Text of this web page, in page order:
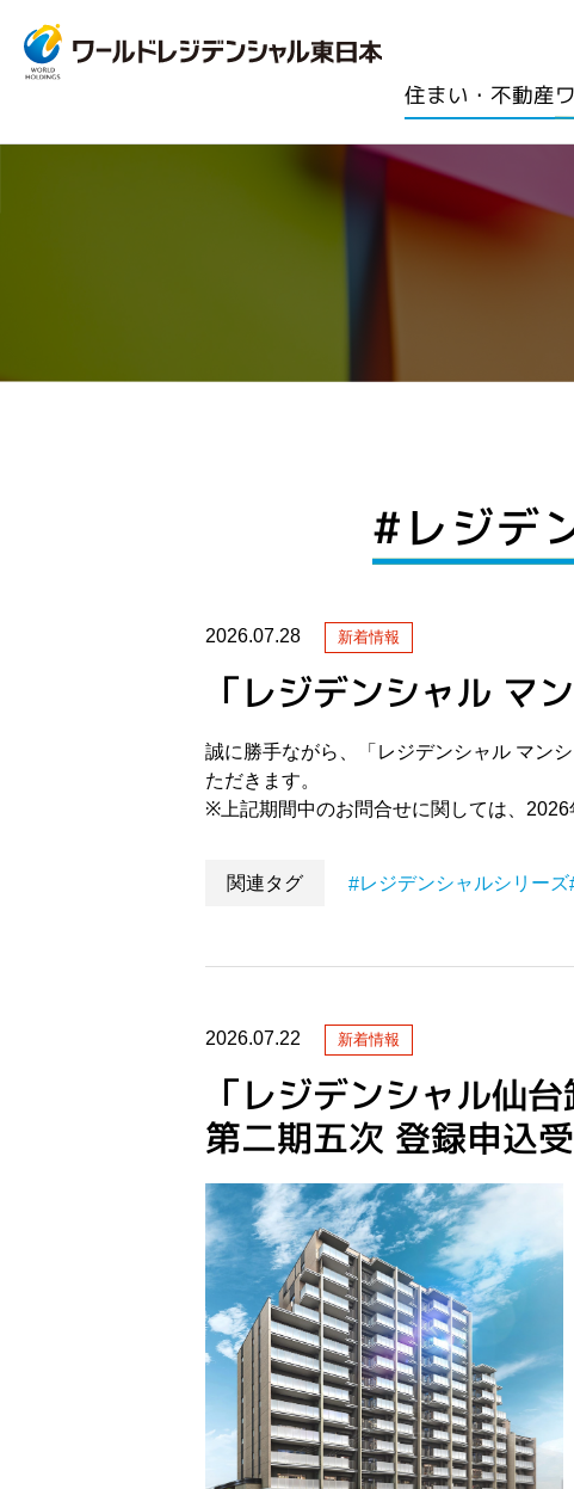
住まい・不動産
#レジデ
2026.07.28 新着情報
「レジデンシャル マ
誠に勝手ながら、「レジデンシャル マン
ただきます。
※上記期間中のお問合せに関しては、2026
関連タグ レジデンシャルシリーズ
2026.07.22 新着情報
「レジデンシャル仙
第二期五次 登録申込